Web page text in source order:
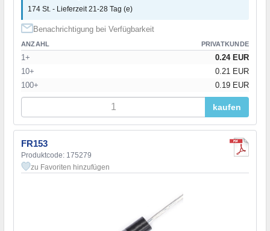
174 St. - Lieferzeit 21-28 Tag (e)
Benachrichtigung bei Verfügbarkeit
ANZAHL PRIVATKUNDE
1+
0.24 EUR
10+
0.21 EUR
100+
0.19 EUR
kaufen
FR153
Produktcode: 175279
zu Favoriten hinzufügen